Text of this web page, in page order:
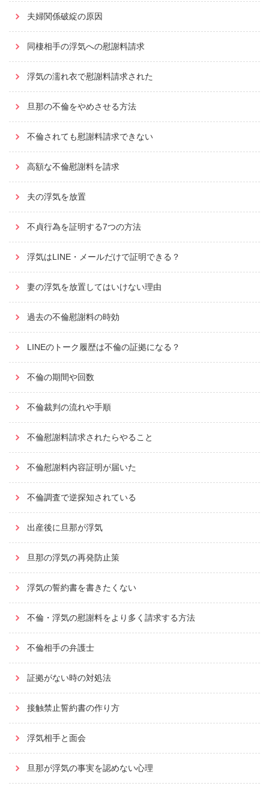
夫婦関係破綻の原因
同棲相手の浮気への慰謝料請求
浮気の濡れ衣で慰謝料請求された
旦那の不倫をやめさせる方法
不倫されても慰謝料請求できない
高額な不倫慰謝料を請求
夫の浮気を放置
不貞行為を証明する7つの方法
浮気はLINE・メールだけで証明できる？
妻の浮気を放置してはいけない理由
過去の不倫慰謝料の時効
LINEのトーク履歴は不倫の証拠になる？
不倫の期間や回数
不倫裁判の流れや手順
不倫慰謝料請求されたらやること
不倫慰謝料内容証明が届いた
不倫調査で逆探知されている
出産後に旦那が浮気
旦那の浮気の再発防止策
浮気の誓約書を書きたくない
不倫・浮気の慰謝料をより多く請求する方法
不倫相手の弁護士
証拠がない時の対処法
接触禁止誓約書の作り方
浮気相手と面会
旦那が浮気の事実を認めない心理